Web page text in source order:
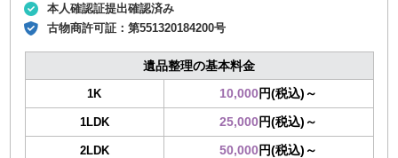
本人確認証提出確認済み
古物商許可証：第551320184200号
遺品整理の基本料金
1K 10,000円(税込)～
1LDK 25,000円(税込)～
2LDK 50,000円(税込)～